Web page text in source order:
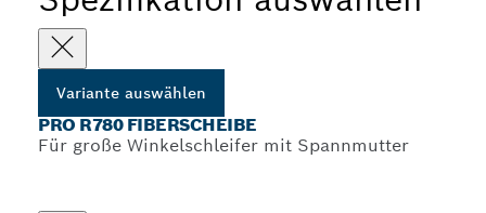
Variante auswählen
PRO R780 FIBERSCHEIBE
Für große Winkelschleifer mit Spannmutter